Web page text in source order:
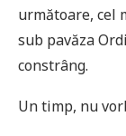
următoare, cel
sub pavăza
constrâng.
Un timp, nu